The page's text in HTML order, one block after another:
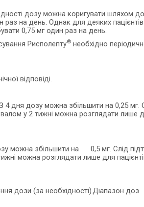
дозу можна коригувати шляхом
на день. Однак для деяких
0,75 мг один раз на день.
Рисполепту® необхідно
відповіді.
дня дозу можна збільшити на 0,25 мг.
у 2 тижні можна розглядати лише
можна збільшити на 0,5 мг. Слід
можна розглядати лише для
дози (за необхідності)Діапазон доз